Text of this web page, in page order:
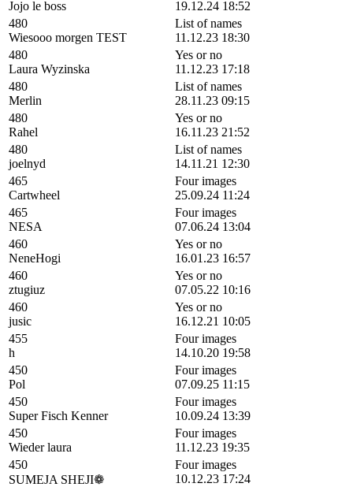
Jojo le boss
19.12.24 18:52
480
Wiesooo morgen TEST
List of names
11.12.23 18:30
480
Laura Wyzinska
Yes or no
11.12.23 17:18
480
Merlin
List of names
28.11.23 09:15
480
Rahel
Yes or no
16.11.23 21:52
480
joelnyd
List of names
14.11.21 12:30
465
Cartwheel
Four images
25.09.24 11:24
465
NESA
Four images
07.06.24 13:04
460
NeneHogi
Yes or no
16.01.23 16:57
460
ztugiuz
Yes or no
07.05.22 10:16
460
jusic
Yes or no
16.12.21 10:05
455
h
Four images
14.10.20 19:58
450
Pol
Four images
07.09.25 11:15
450
Super Fisch Kenner
Four images
10.09.24 13:39
450
Wieder laura
Four images
11.12.23 19:35
450
SUMEJA SHEJI❁
Four images
10.12.23 17:24